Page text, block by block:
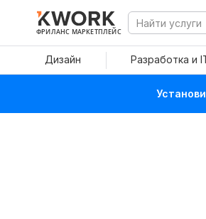
ФРИЛАНС МАРКЕТПЛЕЙС
Дизайн Разработка и